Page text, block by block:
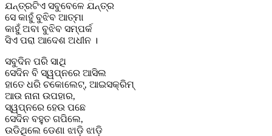
ଯନ୍ତ୍ରଟିଏ ସବୁବେଳେ ଯନ୍ତ୍ର
ସେ କାହୁଁ ବୁଝିବ ଆତ୍ମା
କାହୁଁ ଅବା ବୁଝିବ ସମ୍ପର୍କ
ସିଏ ପରା ଆଦେଶ ଅଧୀନ ।
ସବୁଦିନ ପରି ସାଥି
ସେଦିନ ବି ସ୍ୱପ୍ନରେ ଆସିଲ
ହାତେ ଧରି ଚକୋଲେଟ୍‌, ଆଇସକ୍ରିମ୍‌
ଆଉ ନାନା ଉପହାର,
ସ୍ୱପ୍ନରେ ହେଉ ପଛେ
ସେଦିନ ବହୁତ ଗପିଲେ,
ଉଡିଥିଲେ ଡେଣା ଝାଡ଼ି ଝାଡ଼ି